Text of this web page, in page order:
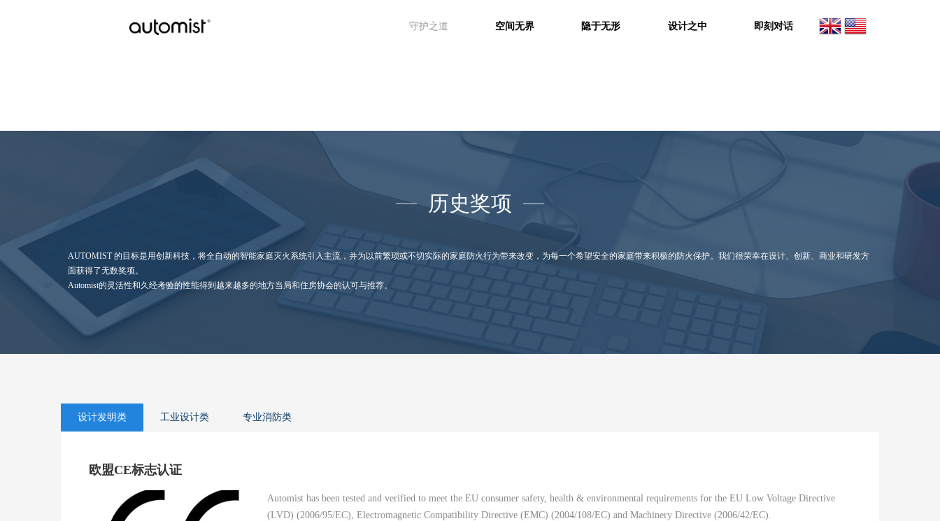
守护之道 空间无界 隐于无形 设计之中 即刻对话
历史奖项
AUTOMIST 的目标是用创新科技，将全自动的智能家庭灭火系统引入主流，并为以前繁琐或不切实际的家庭防火行为带来改变，为每一个希望安全的家庭带来积极的防火保护。我们很荣幸在设计、创新、商业和研发方
面获得了无数奖项。
Automist的灵活性和久经考验的性能得到越来越多的地方当局和住房协会的认可与推荐。
设计发明类 工业设计类 专业消防类
欧盟CE标志认证
Automist has been tested and verified to meet the EU consumer safety, health & environmental requirements for the EU Low Voltage Directive
(LVD) (2006/95/EC), Electromagnetic Compatibility Directive (EMC) (2004/108/EC) and Machinery Directive (2006/42/EC).